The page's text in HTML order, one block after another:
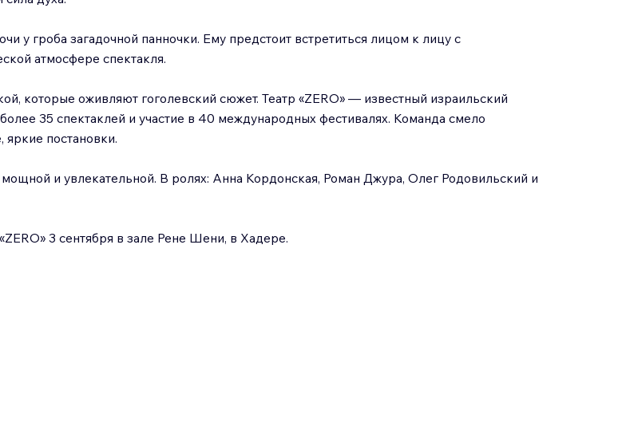
гроба загадочной панночки. Ему предстоит встретиться лицом к лицу с
атмосфере спектакля.
которые оживляют гоголевский сюжет. Театр «ZERO» — известный израильский
35 спектаклей и участие в 40 международных фестивалях. Команда смело
постановки.
и увлекательной. В ролях: Анна Кордонская, Роман Джура, Олег Родовильский и
3 сентября в зале Рене Шени, в Хадере.